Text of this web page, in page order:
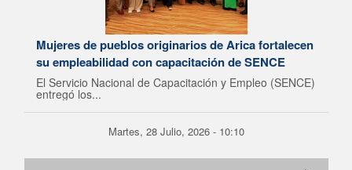
Mujeres de pueblos originarios de Arica fortalecen
su empleabilidad con capacitación de SENCE
El Servicio Nacional de Capacitación y Empleo (SENCE)
entregó los...
Martes, 28 Julio, 2026 - 10:10